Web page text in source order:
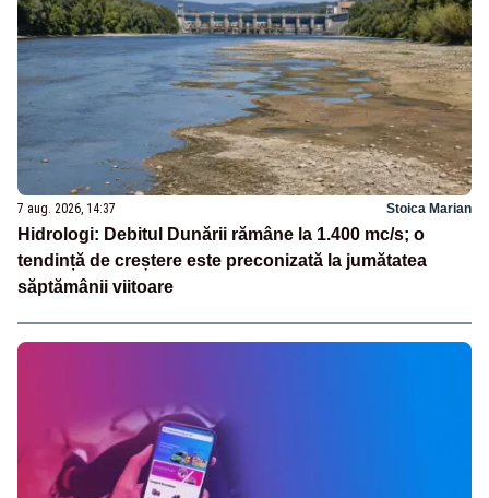
7 aug. 2026, 14:37 Stoica Marian
Hidrologi: Debitul Dunării rămâne la 1.400 mc/s; o
tendință de creștere este preconizată la jumătatea
săptămânii viitoare